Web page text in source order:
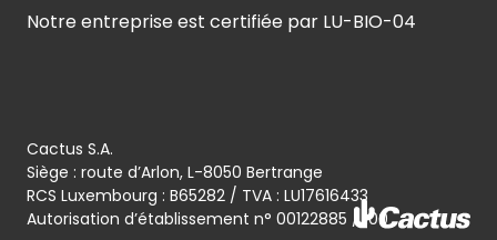
Cactus S.A.
Siège : route d’Arlon, L-8050 Bertrange
RCS Luxembourg : B65282 / TVA : LU17616433
Autorisation d’établissement n° 00122885 / 100
Notre entreprise est certifiée par LU-BIO-04